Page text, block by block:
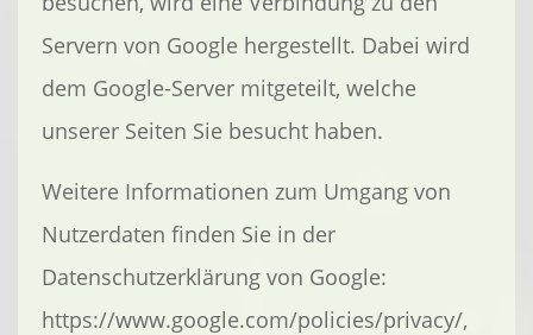
Servern von Google hergestellt. Dabei wird
dem Google-Server mitgeteilt, welche
unserer Seiten Sie besucht haben.
Weitere Informationen zum Umgang von
Nutzerdaten finden Sie in der
Datenschutzerklärung von Google:
https://www.google.com/policies/privacy/,